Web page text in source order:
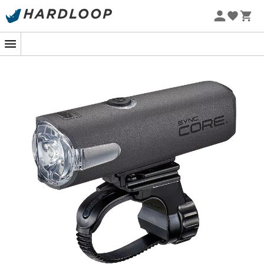
Letnie promocje 🔥 -5% DODATKOWO przy zakupie 2
rowerze
nocą może być niebezpieczna z
powodu braku widoczności. Aby jeździć bezpiecznie i
mieć wystarczającą widoczność, przednia lampka
Cateye
będzie idealnym rozwiązaniem.
Bardzo mocna dzięki swoim500 lumenom